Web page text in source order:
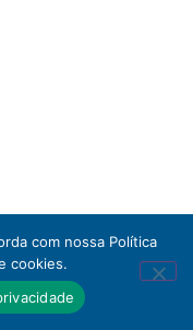
com nossa Política
cookies.